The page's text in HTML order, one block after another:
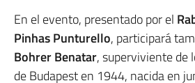
En el evento, presentado por el
Pinhas Punturello, participará
Bohrer Benatar, superviviente de
de Budapest en 1944, nacida en